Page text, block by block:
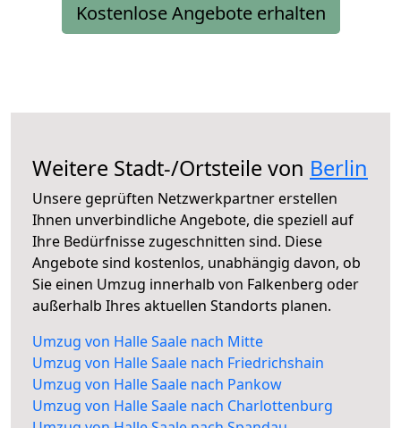
Kostenlose Angebote erhalten
Weitere Stadt-/Ortsteile von Berlin
Unsere geprüften Netzwerkpartner erstellen
Ihnen unverbindliche Angebote, die speziell auf
Ihre Bedürfnisse zugeschnitten sind. Diese
Angebote sind kostenlos, unabhängig davon, ob
Sie einen Umzug innerhalb von Falkenberg oder
außerhalb Ihres aktuellen Standorts planen.
Umzug von Halle Saale nach Mitte
Umzug von Halle Saale nach Friedrichshain
Umzug von Halle Saale nach Pankow
Umzug von Halle Saale nach Charlottenburg